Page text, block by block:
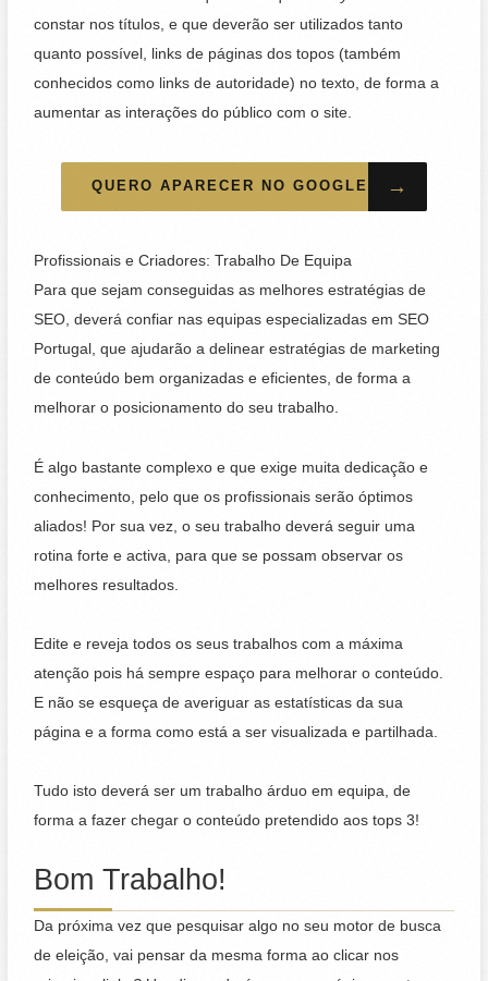
constar nos títulos, e que deverão ser utilizados tanto
quanto possível, links de páginas dos topos (também
conhecidos como links de autoridade) no texto, de forma a
aumentar as interações do público com o site.
QUERO APARECER NO GOOGLE →
Profissionais e Criadores: Trabalho De Equipa
Para que sejam conseguidas as melhores estratégias de
SEO, deverá confiar nas equipas especializadas em SEO
Portugal, que ajudarão a delinear estratégias de marketing
de conteúdo bem organizadas e eficientes, de forma a
melhorar o posicionamento do seu trabalho.
É algo bastante complexo e que exige muita dedicação e
conhecimento, pelo que os profissionais serão óptimos
aliados! Por sua vez, o seu trabalho deverá seguir uma
rotina forte e activa, para que se possam observar os
melhores resultados.
Edite e reveja todos os seus trabalhos com a máxima
atenção pois há sempre espaço para melhorar o conteúdo.
E não se esqueça de averiguar as estatísticas da sua
página e a forma como está a ser visualizada e partilhada.
Tudo isto deverá ser um trabalho árduo em equipa, de
forma a fazer chegar o conteúdo pretendido aos tops 3!
Bom Trabalho!
Da próxima vez que pesquisar algo no seu motor de busca
de eleição, vai pensar da mesma forma ao clicar nos